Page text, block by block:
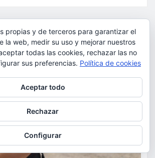
propias y de terceros para garantizar el
la web, medir su uso y mejorar nuestros
todas las cookies, rechazar las no
sus preferencias. Política de cookies
Aceptar todo
Rechazar
Configurar
incluido cómo gestionar las cookies,